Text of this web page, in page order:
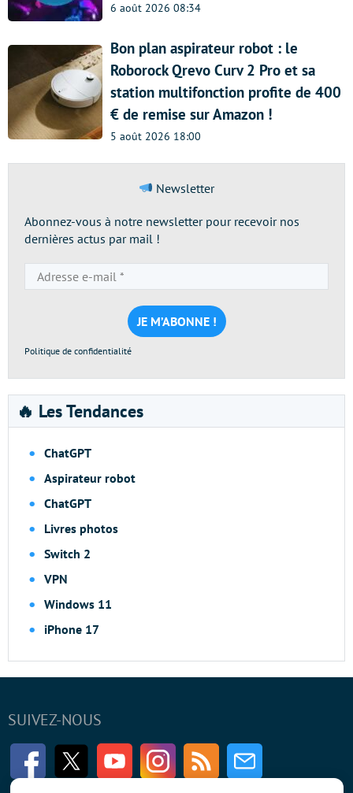
6 août 2026 08:34
Bon plan aspirateur robot : le
Roborock Qrevo Curv 2 Pro et sa
station multifonction profite de 400
€ de remise sur Amazon !
5 août 2026 18:00
Newsletter
Abonnez-vous à notre newsletter pour recevoir nos
dernières actus par mail !
e-
mail
*
Politique de confidentialité
🔥 Les Tendances
ChatGPT
Aspirateur robot
ChatGPT
Livres photos
Switch 2
VPN
Windows 11
iPhone 17
SUIVEZ-NOUS
FacebookTwitter Youtube InstagramRSS Newsletter